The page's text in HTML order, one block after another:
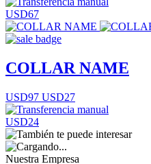
USD67
COLLAR NAME
USD97 USD27
USD24
Nuestra Empresa